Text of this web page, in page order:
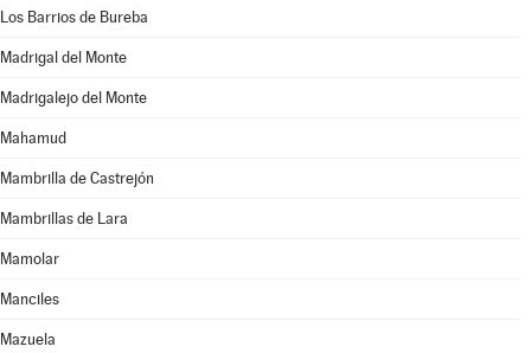
Los Barrios de Bureba
Madrigal del Monte
Madrigalejo del Monte
Mahamud
Mambrilla de Castrejón
Mambrillas de Lara
Mamolar
Manciles
Mazuela